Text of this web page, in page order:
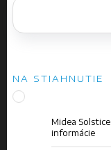
NA STIAHNUTIE
Midea Solstice
informácie